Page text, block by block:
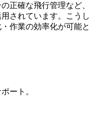
正確な飛行管理など、
されています。こうし
作業の効率化が可能と
ート。